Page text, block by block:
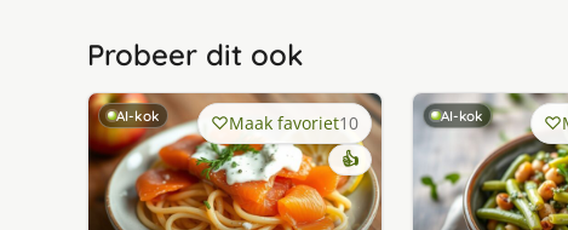
Probeer dit ook
AI-kok Maak favoriet10
👍
AI-kok